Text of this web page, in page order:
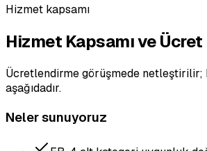
Hizmet kapsamı
Hizmet Kapsamı ve Ücret
Ücretlendirme görüşmede netleştirilir;
aşağıdadır.
Neler sunuyoruz